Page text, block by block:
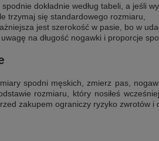
dokładnie według tabeli, a jeśli
trzymaj się standardowego rozmiaru,
jest szerokość w pasie, bo w
na długość nogawki i proporcje
spodni męskich, zmierz pas,
rozmiaru, który nosiłeś
zakupem ograniczy ryzyko zwrotów